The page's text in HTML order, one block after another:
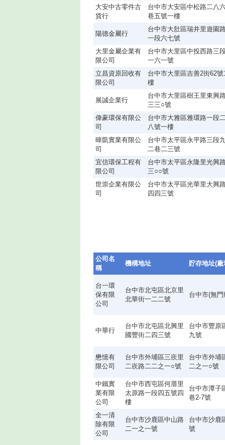
大安中古零件古
貨行
台中市大安區中松路二八
巷五號一樓
陽德金屬行
台中市大肚區瑞井里遊園
一段六七號
大里金屬企業有
限公司
台中市大里區中投西路三
一六一號
立昌資原回收有
限公司
台中市大里區吉善2街62號
樓
展誠企業行
台中市大里區樹王里東興
三三○號
偉豪環保有限公
司
台中市大雅區雅環路一段
八號一樓
暐凱實業有限公
司
台中市太平區永平路三段
二巷二三號
宜信環保工程有
限公司
台中市太平區永隆里光興
三○○號
世崇企業有限公
司
台中市太平區光華里大興
四四三號
公司名
稱
機構地址 貯存地址(廠
台一環
保有限
公司
台中市北屯區北京里
北華街一二二號
台中市(無門
中華行
台中市北屯區北興里
國豐街二四三號
台中市豐原
九號
懋憶有
限公司
台中市外埔區三崁里
二崁路二二之一○號
台中市外埔
二之一○號
中鐵實
業有限
公司
台中市西屯區何厝里
太原路一段四五號四
樓
台中市潭子
巷2-7號
全一清
除有限
公司
台中市沙鹿區中山路
二一之一號
台中市沙鹿
號